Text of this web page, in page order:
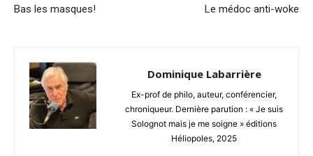
Bas les masques! Le médoc anti-woke
Dominique Labarrière
Ex-prof de philo, auteur, conférencier,
chroniqueur. Dernière parution : « Je suis
Solognot mais je me soigne » éditions
Héliopoles, 2025